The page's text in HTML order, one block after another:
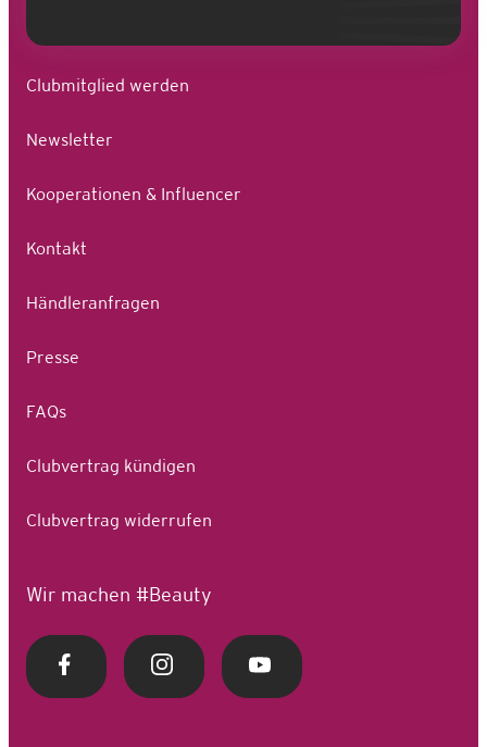
Clubmitglied werden
Newsletter
Kooperationen & Influencer
Kontakt
Händleranfragen
Presse
FAQs
Clubvertrag kündigen
Clubvertrag widerrufen
Wir machen #Beauty